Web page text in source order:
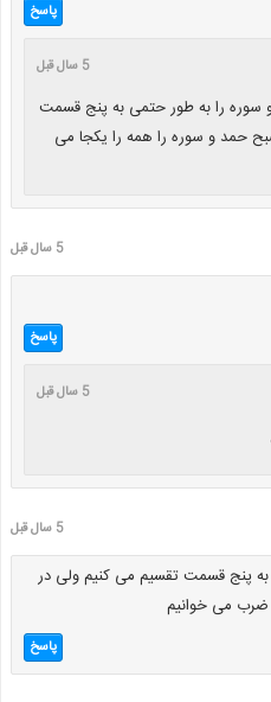
پاسخ
5 سال قبل
سوره را به طور حتمی به پنج قسمت
حمد و سوره را همه را یکجا می
5 سال قبل
پاسخ
5 سال قبل
5 سال قبل
به پنج قسمت تقسیم می کنیم ولی در
می خوانیم
پاسخ